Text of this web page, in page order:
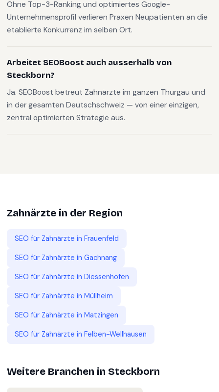
Ohne Top-3-Ranking und optimiertes Google-
Unternehmensprofil verlieren Praxen Neupatienten an die
etablierte Konkurrenz im selben Ort.
Arbeitet SEOBoost auch ausserhalb von
Steckborn?
Ja. SEOBoost betreut Zahnärzte im ganzen Thurgau und
in der gesamten Deutschschweiz — von einer einzigen,
zentral optimierten Strategie aus.
Zahnärzte in der Region
SEO für Zahnärzte in Frauenfeld
SEO für Zahnärzte in Gachnang
SEO für Zahnärzte in Diessenhofen
SEO für Zahnärzte in Müllheim
SEO für Zahnärzte in Matzingen
SEO für Zahnärzte in Felben-Wellhausen
Weitere Branchen in Steckborn